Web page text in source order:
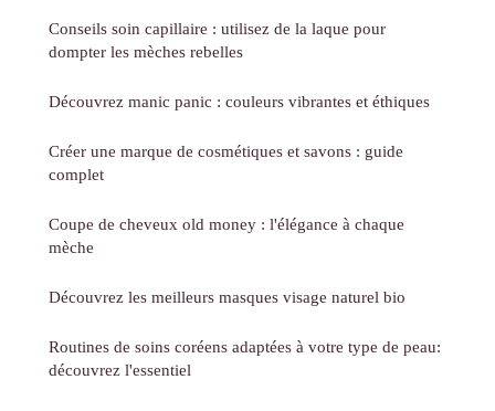
Conseils soin capillaire : utilisez de la laque pour
dompter les mèches rebelles
Découvrez manic panic : couleurs vibrantes et éthiques
Créer une marque de cosmétiques et savons : guide
complet
Coupe de cheveux old money : l'élégance à chaque
mèche
Découvrez les meilleurs masques visage naturel bio
Routines de soins coréens adaptées à votre type de peau:
découvrez l'essentiel